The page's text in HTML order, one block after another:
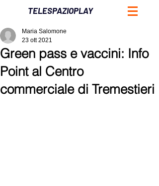
TELESPAZIOPLAY
Green pass e vaccini: Info
Point al Centro
commerciale di Tremestieri
Maria Salomone
23 ott 2021